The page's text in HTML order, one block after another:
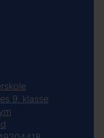
9. klasse